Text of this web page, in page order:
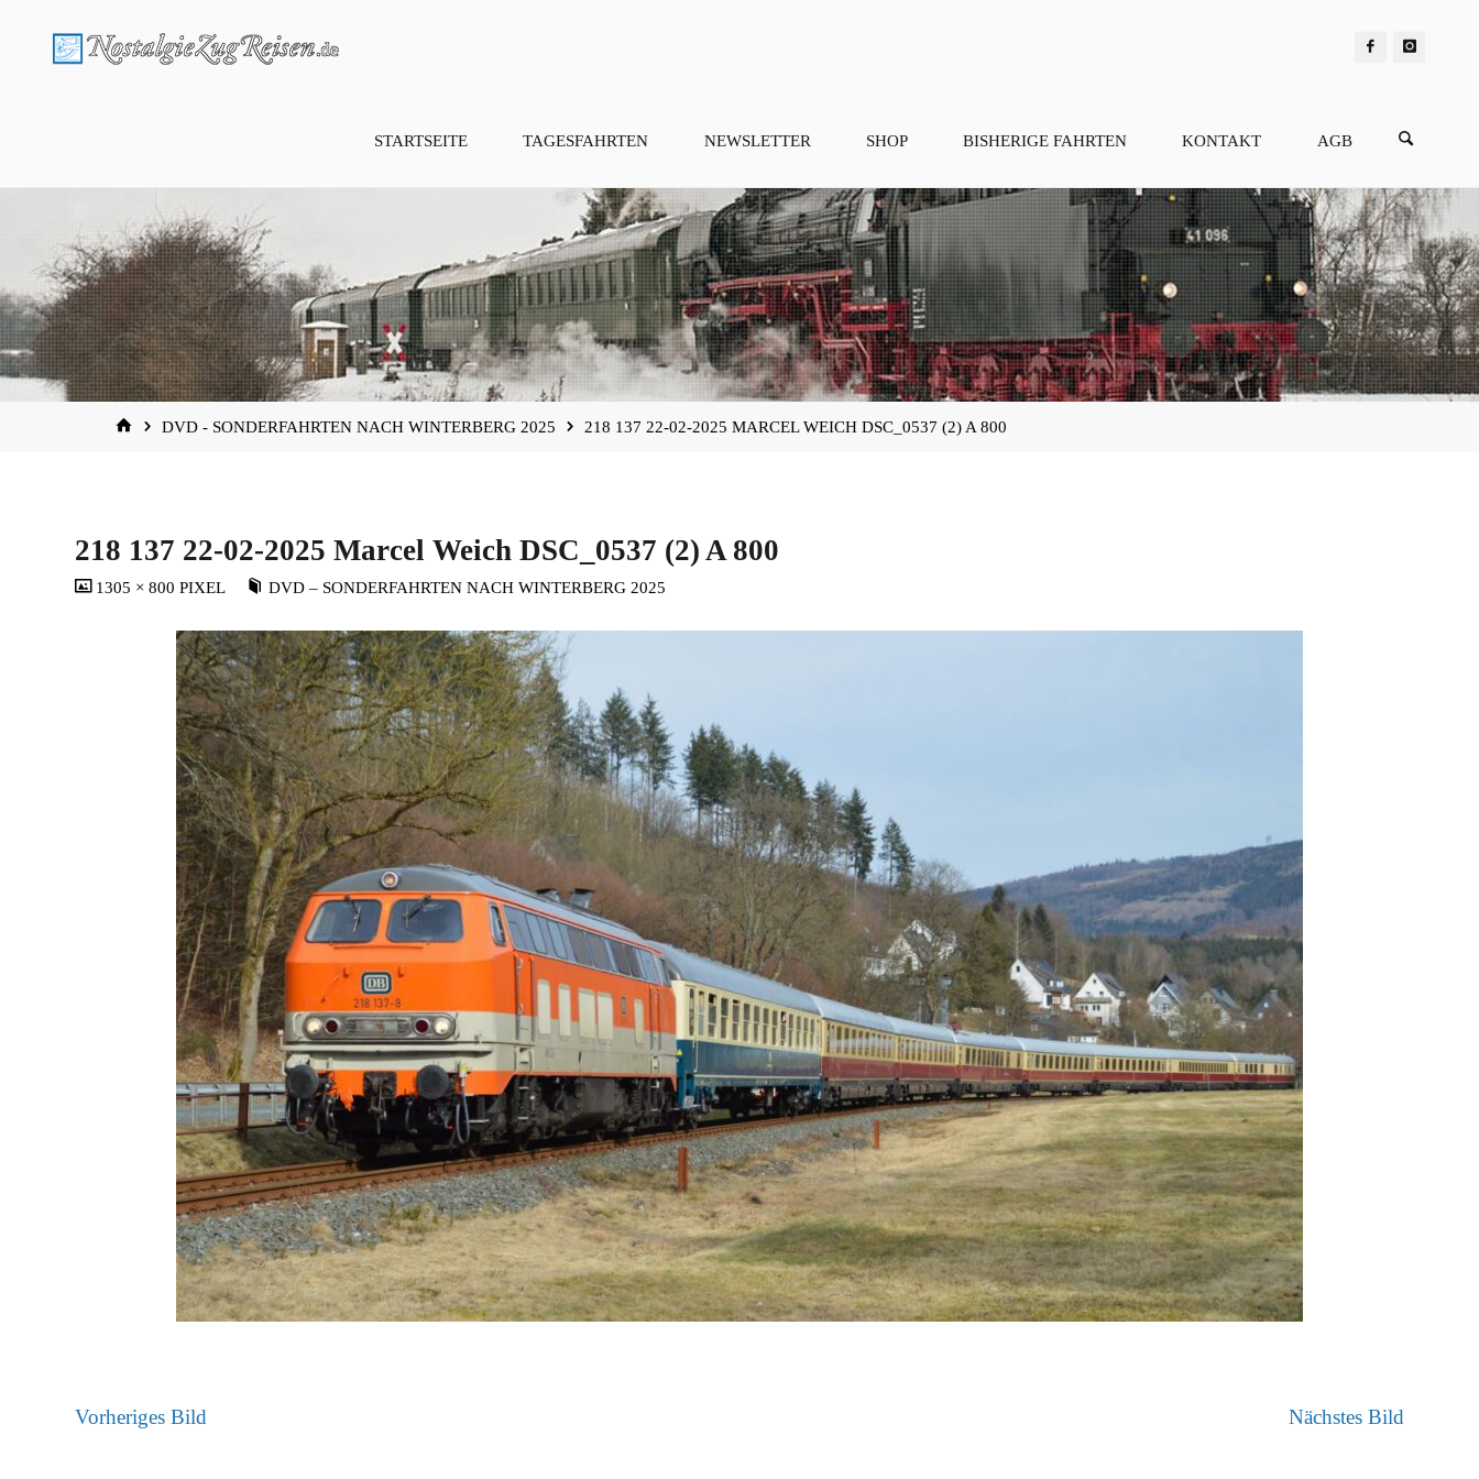
STARTSEITE TAGESFAHRTEN NEWSLETTER SHOP BISHERIGE FAHRTEN KONTAKT AGB
START
DVD - SONDERFAHRTEN NACH WINTERBERG 2025 218 137 22-02-2025 MARCEL WEICH DSC_0537 (2) A 800
218 137 22-02-2025 Marcel Weich DSC_0537 (2) A 800
VOLLSTÄNDIGE
1305 × 800 PIXEL DVD – SONDERFAHRTEN NACH WINTERBERG 2025
Vorheriges Bild Nächstes Bild